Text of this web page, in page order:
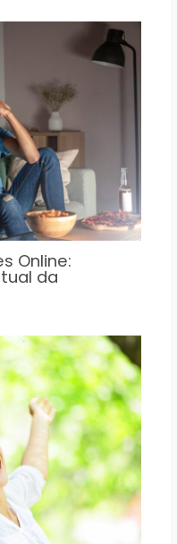
Online:
da